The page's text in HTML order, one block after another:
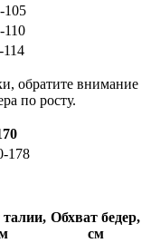
105
110
114
обратите внимание
по росту.
178
талии, Обхват бедер,
см